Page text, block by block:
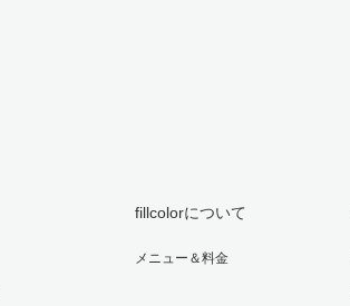
fillcolorについて
メニュー＆料金